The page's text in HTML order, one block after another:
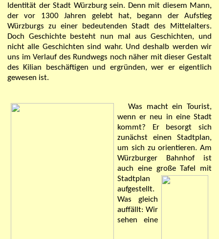
Identität der Stadt Würzburg sein. Denn mit diesem Mann,
der vor 1300 Jahren gelebt hat, begann der Aufstieg
Würzburgs zu einer bedeutenden Stadt des Mittelalters.
Doch Geschichte besteht nun mal aus Geschichten, und
nicht alle Geschichten sind wahr. Und deshalb werden wir
uns im Verlauf des Rundwegs noch näher mit dieser Gestalt
des Kilian beschäftigen und ergründen, wer er eigentlich
gewesen ist.
Was macht ein Tourist,
wenn er neu in eine Stadt
kommt? Er besorgt sich
zunächst einen Stadtplan,
um sich zu orientieren. Am
Würzburger Bahnhof ist
auch eine große Tafel mit
Stadtplan
aufgestellt.
Was gleich
auffällt: Wir
sehen eine